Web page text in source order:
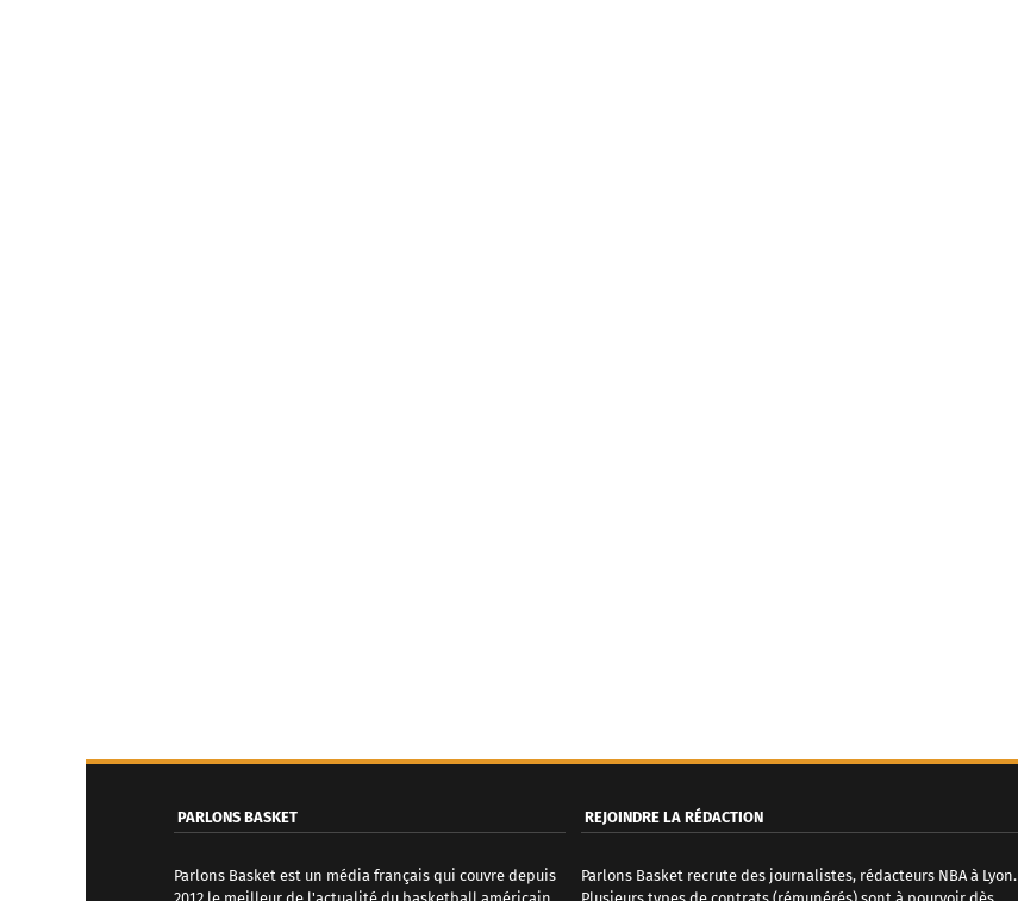
PARLONS BASKET
Parlons Basket est un média français qui couvre depuis
REJOINDRE LA RÉDACTION
Parlons Basket recrute des journalistes, rédacteurs NBA à Lyon.